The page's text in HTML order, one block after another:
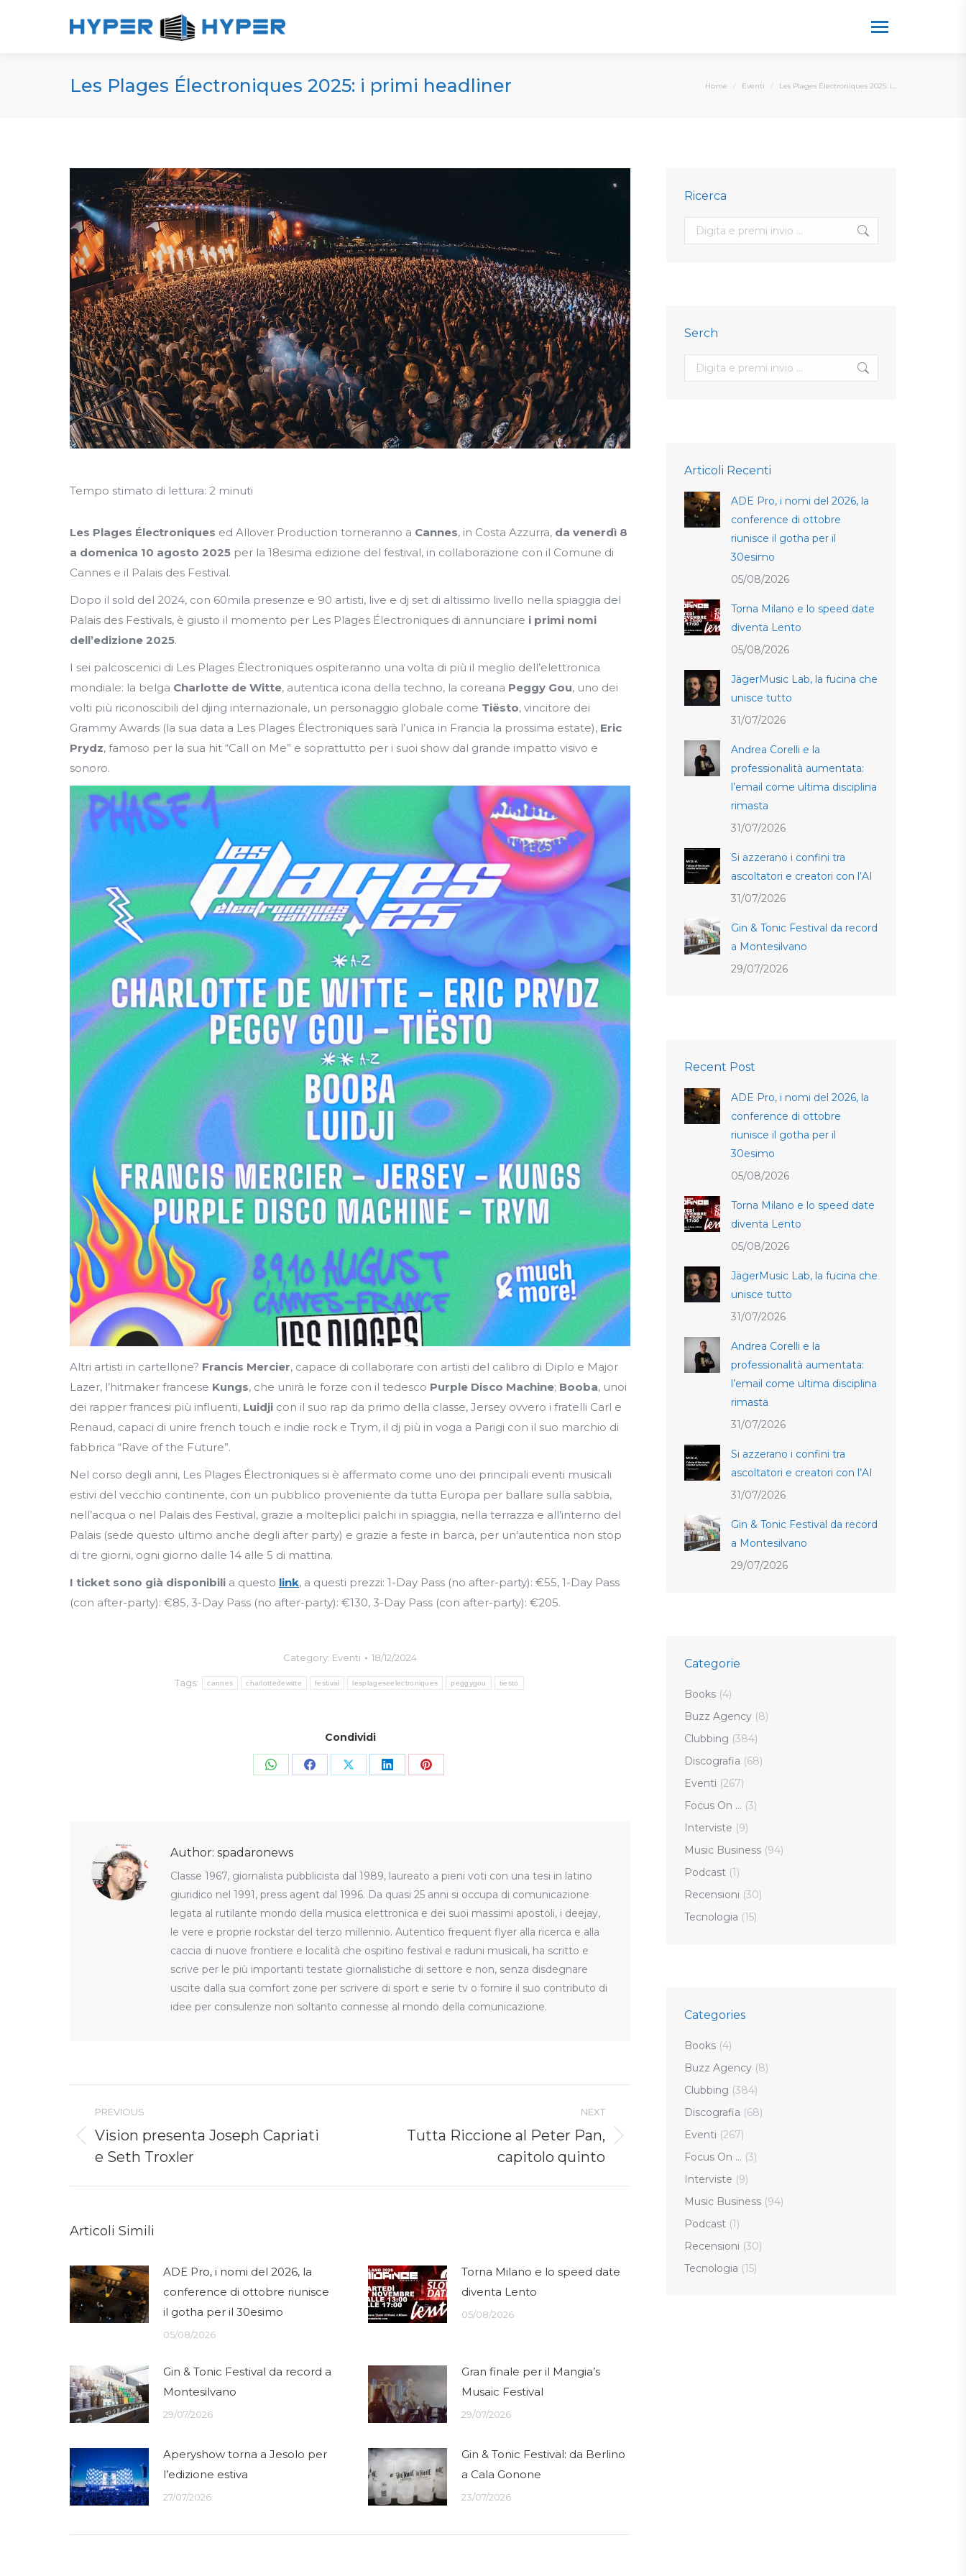
Les Plages Électroniques 2025: i primi headliner You are here:
Home Eventi Les Plages Électroniques 2025: i…
Tempo stimato di lettura: 2 minuti
Les Plages Électroniques ed Allover Production torneranno a Cannes, in Costa Azzurra, da venerdì 8
a domenica 10 agosto 2025 per la 18esima edizione del festival, in collaborazione con il Comune di
Cannes e il Palais des Festival.
Dopo il sold del 2024, con 60mila presenze e 90 artisti, live e dj set di altissimo livello nella spiaggia del
Palais des Festivals, è giusto il momento per Les Plages Électroniques di annunciare i primi nomi
dell’edizione 2025.
I sei palcoscenici di Les Plages Électroniques ospiteranno una volta di più il meglio dell’elettronica
mondiale: la belga Charlotte de Witte, autentica icona della techno, la coreana Peggy Gou, uno dei
volti più riconoscibili del djing internazionale, un personaggio globale come Tiësto, vincitore dei
Grammy Awards (la sua data a Les Plages Électroniques sarà l’unica in Francia la prossima estate), Eric
Prydz, famoso per la sua hit “Call on Me” e soprattutto per i suoi show dal grande impatto visivo e
sonoro.
Altri artisti in cartellone? Francis Mercier, capace di collaborare con artisti del calibro di Diplo e Major
Lazer, l’hitmaker francese Kungs, che unirà le forze con il tedesco Purple Disco Machine; Booba, unoi
dei rapper francesi più influenti, Luidji con il suo rap da primo della classe, Jersey ovvero i fratelli Carl e
Renaud, capaci di unire french touch e indie rock e Trym, il dj più in voga a Parigi con il suo marchio di
fabbrica “Rave of the Future”.
Nel corso degli anni, Les Plages Électroniques si è affermato come uno dei principali eventi musicali
estivi del vecchio continente, con un pubblico proveniente da tutta Europa per ballare sulla sabbia,
nell’acqua o nel Palais des Festival, grazie a molteplici palchi in spiaggia, nella terrazza e all’interno del
Palais (sede questo ultimo anche degli after party) e grazie a feste in barca, per un’autentica non stop
di tre giorni, ogni giorno dalle 14 alle 5 di mattina.
I ticket sono già disponibili a questo link, a questi prezzi: 1-Day Pass (no after-party): €55, 1-Day Pass
(con after-party): €85, 3-Day Pass (no after-party): €130, 3-Day Pass (con after-party): €205.
Category: Eventi 18/12/2024
Tags: cannes charlottedewitte festival lesplageseelectroniques peggygou tiesto
Condividi
Share Share Share Share Share
Author: spadaronews
Classe 1967, giornalista pubblicista dal 1989, laureato a pieni voti con una tesi in latino
giuridico nel 1991, press agent dal 1996. Da quasi 25 anni si occupa di comunicazione
legata al rutilante mondo della musica elettronica e dei suoi massimi apostoli, i deejay,
le vere e proprie rockstar del terzo millennio. Autentico frequent flyer alla ricerca e alla
caccia di nuove frontiere e località che ospitino festival e raduni musicali, ha scritto e
scrive per le più importanti testate giornalistiche di settore e non, senza disdegnare
uscite dalla sua comfort zone per scrivere di sport e serie tv o fornire il suo contributo di
idee per consulenze non soltanto connesse al mondo della comunicazione.
navigation
PREVIOUS
Previous
post:
Vision presenta Joseph Capriati
e Seth Troxler
NEXT
Tutta Riccione al Peter Pan,
capitolo quinto
Articoli Simili
ADE Pro, i nomi del 2026, la
conference di ottobre riunisce
il gotha per il 30esimo
05/08/2026
Torna Milano e lo speed date
diventa Lento
05/08/2026
Gin & Tonic Festival da record a
Montesilvano
29/07/2026
Gran finale per il Mangia’s
Musaic Festival
29/07/2026
Aperyshow torna a Jesolo per
l’edizione estiva
27/07/2026
Gin & Tonic Festival: da Berlino
a Cala Gonone
23/07/2026
Ricerca
Search:
Serch
Search:
Articoli Recenti
ADE Pro, i nomi del 2026, la
conference di ottobre
riunisce il gotha per il
30esimo
05/08/2026
Torna Milano e lo speed date
diventa Lento
05/08/2026
JägerMusic Lab, la fucina che
unisce tutto
31/07/2026
Andrea Corelli e la
professionalità aumentata:
l’email come ultima disciplina
rimasta
31/07/2026
Si azzerano i confini tra
ascoltatori e creatori con l’AI
31/07/2026
Gin & Tonic Festival da record
a Montesilvano
29/07/2026
Recent Post
ADE Pro, i nomi del 2026, la
conference di ottobre
riunisce il gotha per il
30esimo
05/08/2026
Torna Milano e lo speed date
diventa Lento
05/08/2026
JägerMusic Lab, la fucina che
unisce tutto
31/07/2026
Andrea Corelli e la
professionalità aumentata:
l’email come ultima disciplina
rimasta
31/07/2026
Si azzerano i confini tra
ascoltatori e creatori con l’AI
31/07/2026
Gin & Tonic Festival da record
a Montesilvano
29/07/2026
Categorie
Books (4)
Buzz Agency (8)
Clubbing (384)
Discografia (68)
Eventi (267)
Focus On … (3)
Interviste (9)
Music Business (94)
Podcast (1)
Recensioni (30)
Tecnologia (15)
Categories
Books (4)
Buzz Agency (8)
Clubbing (384)
Discografia (68)
Eventi (267)
Focus On … (3)
Interviste (9)
Music Business (94)
Podcast (1)
Recensioni (30)
Tecnologia (15)